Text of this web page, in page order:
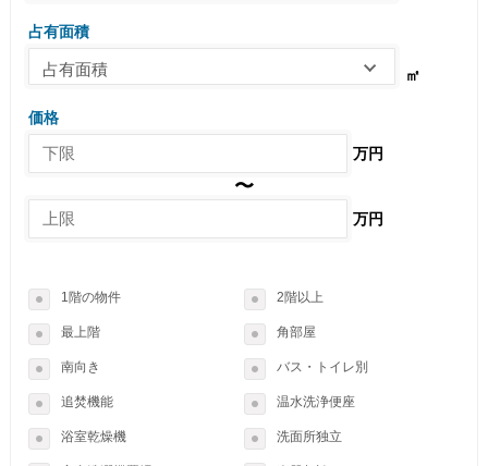
占有面積
占有面積 ㎡
価格
万円
〜
万円
1階の物件 2階以上
最上階 角部屋
南向き バス・トイレ別
追焚機能 温水洗浄便座
浴室乾燥機 洗面所独立